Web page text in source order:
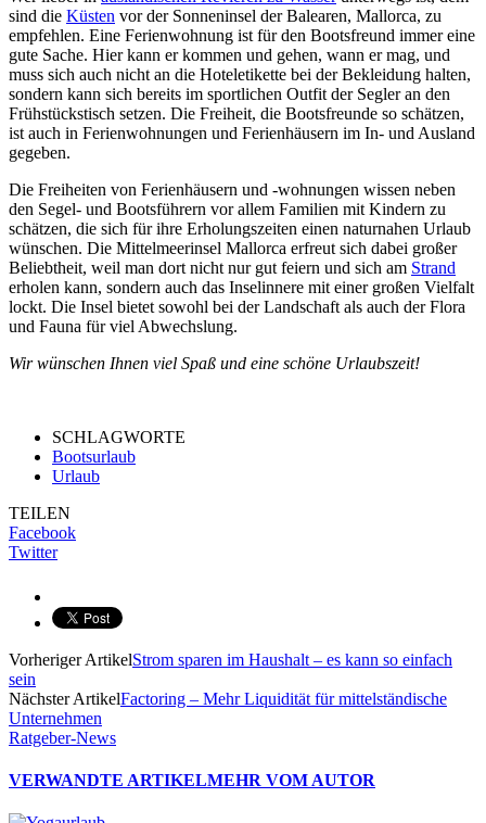
sind die Küsten vor der Sonneninsel der Balearen, Mallorca, zu
empfehlen. Eine Ferienwohnung ist für den Bootsfreund immer eine
gute Sache. Hier kann er kommen und gehen, wann er mag, und
muss sich auch nicht an die Hoteletikette bei der Bekleidung halten,
sondern kann sich bereits im sportlichen Outfit der Segler an den
Frühstückstisch setzen. Die Freiheit, die Bootsfreunde so schätzen,
ist auch in Ferienwohnungen und Ferienhäusern im In- und Ausland
gegeben.
Die Freiheiten von Ferienhäusern und -wohnungen wissen neben
den Segel- und Bootsführern vor allem Familien mit Kindern zu
schätzen, die sich für ihre Erholungszeiten einen naturnahen Urlaub
wünschen. Die Mittelmeerinsel Mallorca erfreut sich dabei großer
Beliebtheit, weil man dort nicht nur gut feiern und sich am Strand
erholen kann, sondern auch das Inselinnere mit einer großen Vielfalt
lockt. Die Insel bietet sowohl bei der Landschaft als auch der Flora
und Fauna für viel Abwechslung.
Wir wünschen Ihnen viel Spaß und eine schöne Urlaubszeit!
SCHLAGWORTE
Bootsurlaub
Urlaub
TEILEN
Facebook
Twitter
Vorheriger ArtikelStrom sparen im Haushalt – es kann so einfach
sein
Nächster ArtikelFactoring – Mehr Liquidität für mittelständische
Unternehmen
Ratgeber-News
VERWANDTE ARTIKELMEHR VOM AUTOR